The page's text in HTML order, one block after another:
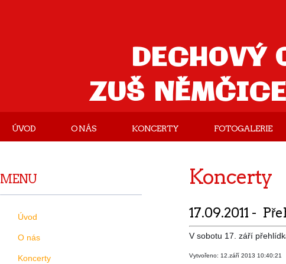
DECHOVÝ
ZUŠ
ÚVOD O NÁS KONCERTY FOTOGALERIE
Koncerty
17.09.2011 -
V sobotu 17. září
Vytvořeno: 12.září 2013 10:40:21
MENU
Úvod
O nás
Koncerty